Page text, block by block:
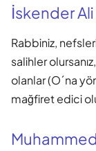
İskender Ali
Rabbiniz,
salihler
olanlar (O´na
mağfiret edici